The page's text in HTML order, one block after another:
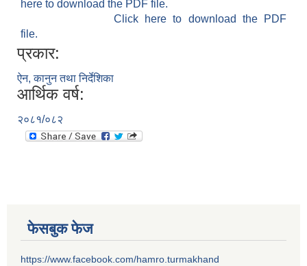
here to download the PDF file.
Click here to download the PDF
file.
प्रकार:
ऐन, कानुन तथा निर्देशिका
आर्थिक वर्ष:
२०८१/०८२
फेसबुक फेज
https://www.facebook.com/hamro.turmakhand